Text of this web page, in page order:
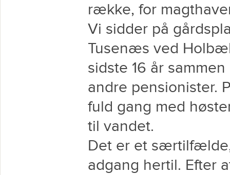
række, for
Vi sidder på
Tusenæs ved
sidste 16 år
andre pensionister.
fuld gang med
til vandet.
Det er et
adgang hertil. Efter